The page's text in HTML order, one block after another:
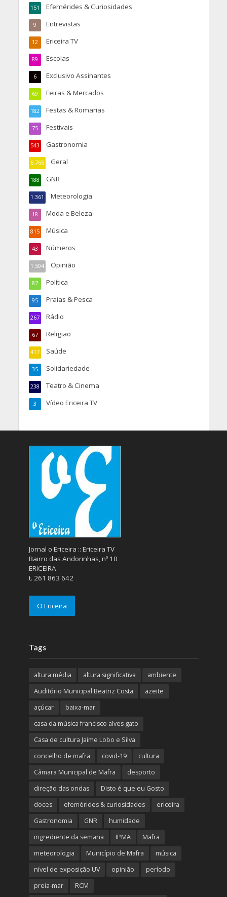
Efemérides & Curiosidades
151
Entrevistas
9
Ericeira TV
12
Escolas
89
Exclusivo Assinantes
6
Feiras & Mercados
69
Festas & Romarias
182
Festivais
75
Gastronomia
543
Geral
6.766
GNR
188
Meteorologia
1.361
Moda e Beleza
18
Música
815
Números
43
Opinião
1.504
Política
87
Praias & Pesca
95
Rádio
267
Religião
67
Saúde
417
Solidariedade
35
Teatro & Cinema
238
Vídeo Ericeira TV
3
Jornal o Ericeira :: Ericeira TV
Bairro das Andorinhas, nº 10
ERICEIRA
t. 261 863 642
O Ericeira
Tags
altura média altura significativa
ambiente
Auditório Municipal Beatriz Costa
azeite
açúcar
baixa-mar
casa da música francisco alves gato
Casa de cultura Jaime Lobo e Silva
concelho de mafra
covid-19
cultura
Câmara Municipal de Mafra
desporto
direção das ondas
Disto é que eu Gosto
doces
efemérides & curiosidades
ericeira
Gastronomia
GNR
humidade
ingrediente da semana
IPMA
Mafra
meteorologia
Município de Mafra
música
nível de exposição UV
opinião
período
preia-mar
RCM